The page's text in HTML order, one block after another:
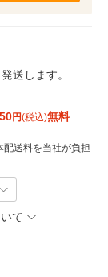
送します。
円(税込)無料
送料を当社が負担
て